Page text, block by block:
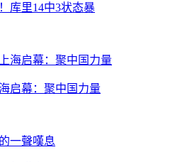
库里14中3状态暴
启幕：聚中国力量